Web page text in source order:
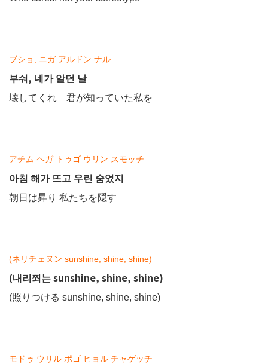
ブショ, ニガ アルドン ナル
부숴, 네가 알던 날
壊してくれ 君が知っていた私を
アチム ヘガ トゥゴ ウリン スモッチ
아침 해가 뜨고 우린 숨었지
朝日は昇り 私たちを隠す
(ネリチェヌン sunshine, shine, shine)
(내리쬐는 sunshine, shine, shine)
(照りつける sunshine, shine, shine)
モドゥ ウリル ポゴ ヒョル チャゲッチ